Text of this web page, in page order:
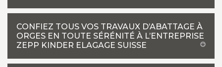
CONFIEZ TOUS VOS TRAVAUX D’ABATTAGE À
ORGES EN TOUTE SÉRÉNITÉ À L’ENTREPRISE
ZEPP KINDER ELAGAGE SUISSE